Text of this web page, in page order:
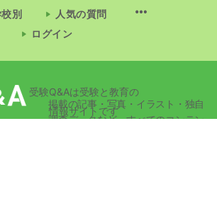
別
人気の質問
ログイン
受験Q&Aは受験と教育の
情報サイトです
掲載の記事・写真・イラスト・独自
調査データなど、すべてのコンテン